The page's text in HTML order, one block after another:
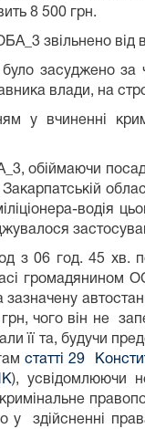
8 500 грн.
звільнено від
засуджено за
влади, на
у вчиненні
обіймаючи
водія
з 06 год. 45
громадянином
грн, чого він не
її та, будучи
статті 29
), усвідомлюючи
у здійсненні